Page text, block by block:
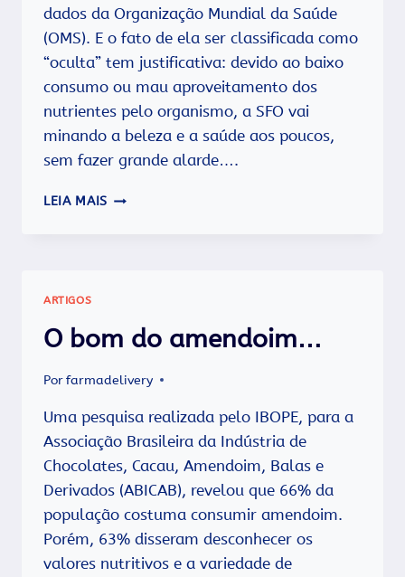
dados da Organização Mundial da Saúde
(OMS). E o fato de ela ser classificada como
“oculta” tem justificativa: devido ao baixo
consumo ou mau aproveitamento dos
nutrientes pelo organismo, a SFO vai
minando a beleza e a saúde aos poucos,
sem fazer grande alarde….
LEIA MAIS SÍNDROME
ARTIGOS
O bom do amendoim…
Porfarmadelivery
Uma pesquisa realizada pelo IBOPE, para a
Associação Brasileira da Indústria de
Chocolates, Cacau, Amendoim, Balas e
Derivados (ABICAB), revelou que 66% da
população costuma consumir amendoim.
Porém, 63% disseram desconhecer os
valores nutritivos e a variedade de